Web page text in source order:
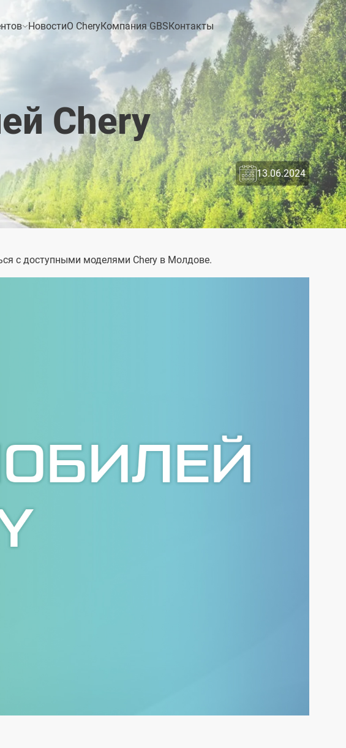
НовостиО CheryКомпания GBSКонтакты
Chery
13.06.2024
с доступными моделями Chery в Молдове.